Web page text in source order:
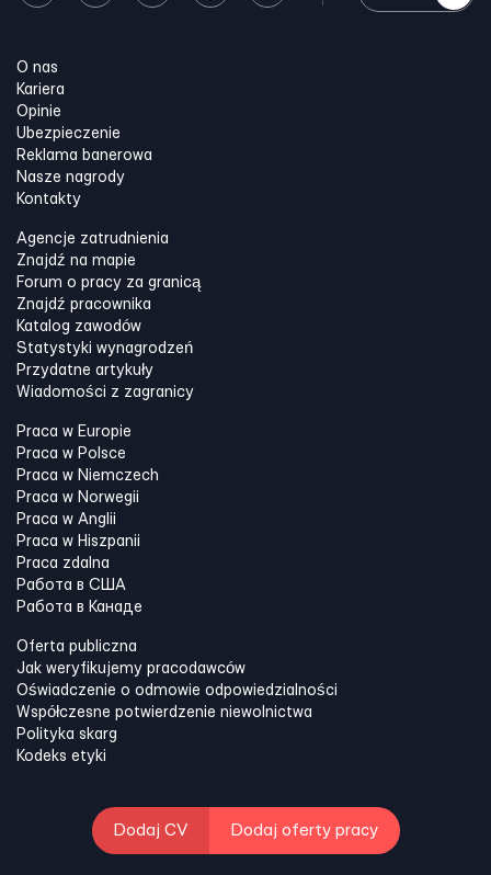
O nas
Kariera
Opinie
Ubezpieczenie
Reklama banerowa
Nasze nagrody
Kontakty
Agencje zatrudnienia
Znajdź na mapie
Forum o pracy za granicą
Znajdź pracownika
Katalog zawodów
Statystyki wynagrodzeń
Przydatne artykuły
Wiadomości z zagranicy
Praca w Europie
Praca w Polsce
Praca w Niemczech
Praca w Norwegii
Praca w Anglii
Praca w Hiszpanii
Praca zdalna
Работа в США
Работа в Канадe
Oferta publiczna
Jak weryfikujemy pracodawców
Oświadczenie o odmowie odpowiedzialności
Współczesne potwierdzenie niewolnictwa
Polityka skarg
Kodeks etyki
Dodaj CV Dodaj oferty pracy